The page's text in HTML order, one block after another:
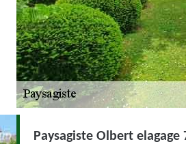
Paysagiste Olbert